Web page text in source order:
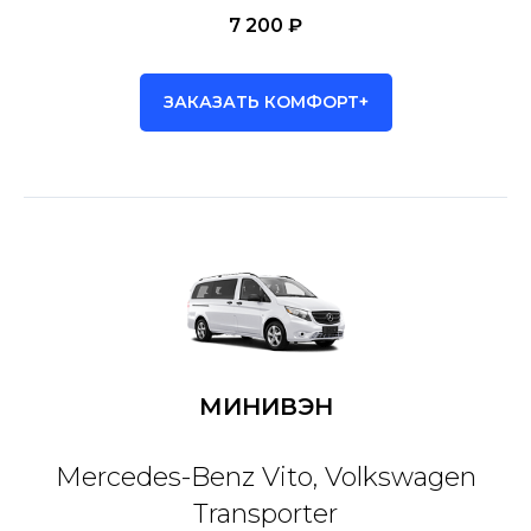
7 200 ₽
ЗАКАЗАТЬ КОМФОРТ+
МИНИВЭН
Mercedes-Benz Vito, Volkswagen
Transporter